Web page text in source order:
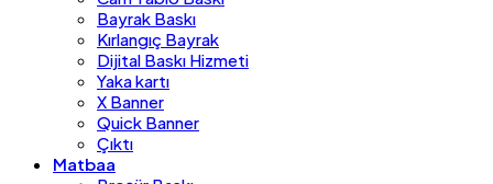
Bayrak Baskı
Kırlangıç Bayrak
Dijital Baskı Hizmeti
Yaka kartı
X Banner
Quick Banner
Çıktı
Matbaa